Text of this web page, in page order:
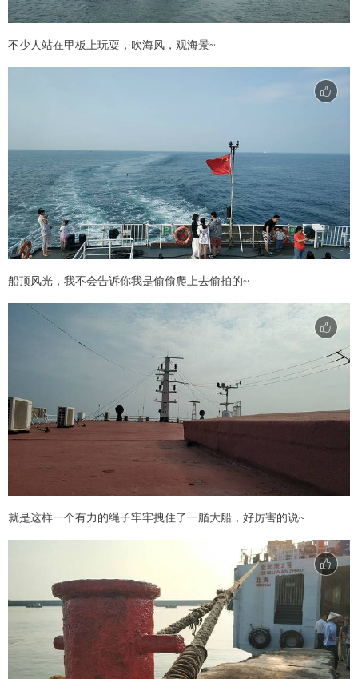
不少人站在甲板上玩耍，吹海风，观海景~
船顶风光，我不会告诉你我是偷偷爬上去偷拍的~
就是这样一个有力的绳子牢牢拽住了一艏大船，好厉害的说~